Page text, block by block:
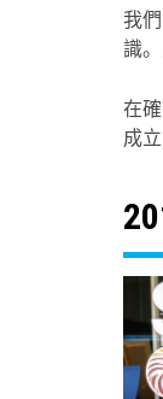
我
識
在
成